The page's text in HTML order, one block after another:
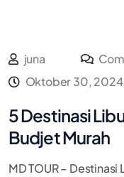
juna
Oktober 30, 2024
5 Destinasi
Budjet Murah
MD TOUR –